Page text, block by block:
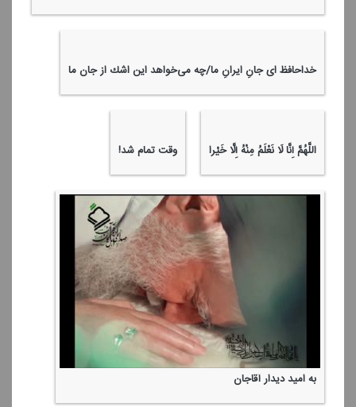
خداحافظ ای جانِ ایرانِ ما/چه می‌خواهد این اشك از جان ما
اللَّهُمَّ إِنَّا لَا نَعْلَمُ مِنْهُ إِلَّا خَیْرا وقت تمام شد!
به امید دیدار آقاجان